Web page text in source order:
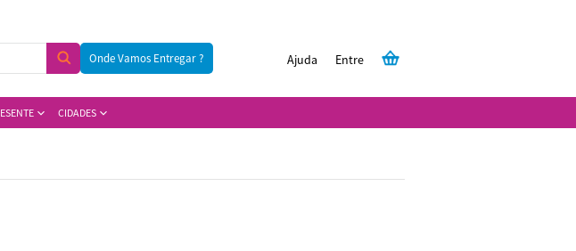
Onde Vamos Entregar ? Entre
Ajuda
CIDADES